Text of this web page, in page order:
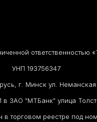
ответственностью
УНП 193756347
г. Минск ул.
в ЗАО "МТБанк" улица
в торговом реестре под